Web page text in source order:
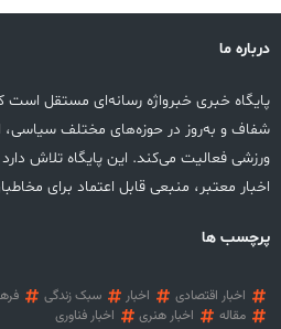
درباره ما
پایگاه خبری خبرواژه رسانه‌ای مستقل است
شفاف و به‌روز در حوزه‌های مختلف سیاسی،
ورزشی فعالیت می‌کند. این پایگاه تلاش
اخبار معتبر، منبعی قابل اعتماد برای
پرچسب ها
اخبار اقتصادی اخبار سبک زندگی
مقاله
اخبار هنری اخبار فناوری